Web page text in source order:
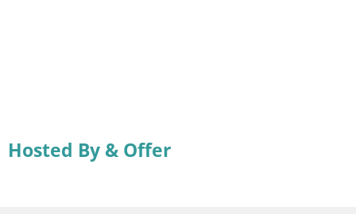
Hosted By & Offer